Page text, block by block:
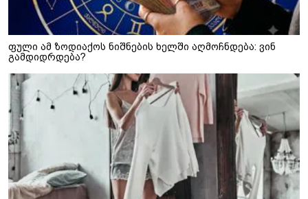
ფული ამ ზოდიაქოს ნიშნების ხელში აღმოჩნდება: ვინ
გამდიდრდება?